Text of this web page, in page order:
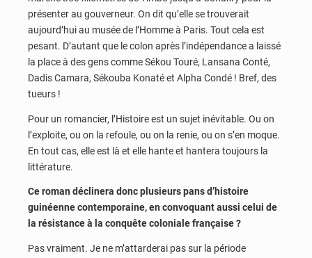
présenter au gouverneur. On dit qu’elle se trouverait
aujourd’hui au musée de l’Homme à Paris. Tout cela est
pesant. D’autant que le colon après l’indépendance a laissé
la place à des gens comme Sékou Touré, Lansana Conté,
Dadis Camara, Sékouba Konaté et Alpha Condé ! Bref, des
tueurs !
Pour un romancier, l’Histoire est un sujet inévitable. Ou on
l’exploite, ou on la refoule, ou on la renie, ou on s’en moque.
En tout cas, elle est là et elle hante et hantera toujours la
littérature.
Ce roman déclinera donc plusieurs pans d’histoire
guinéenne contemporaine, en convoquant aussi celui de
la résistance à la conquête coloniale française ?
Pas vraiment. Je ne m’attarderai pas sur la période